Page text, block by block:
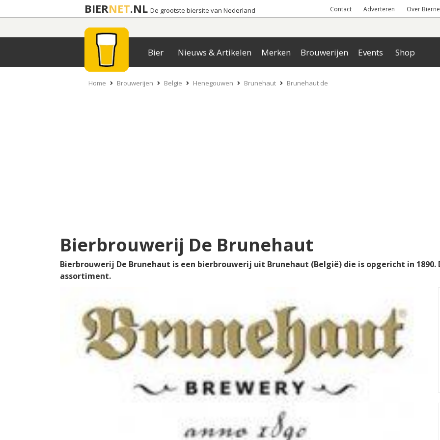
BIERNET.NL De grootste biersite van Nederland Contact Adverteren Over
Bier Nieuws & Artikelen Merken Brouwerijen Events Shop
Home Brouwerijen Belgie Henegouwen Brunehaut Brunehaut de
Bierbrouwerij De Brunehaut
Bierbrouwerij De Brunehaut is een bierbrouwerij uit Brunehaut (België) die is opgericht in
assortiment.